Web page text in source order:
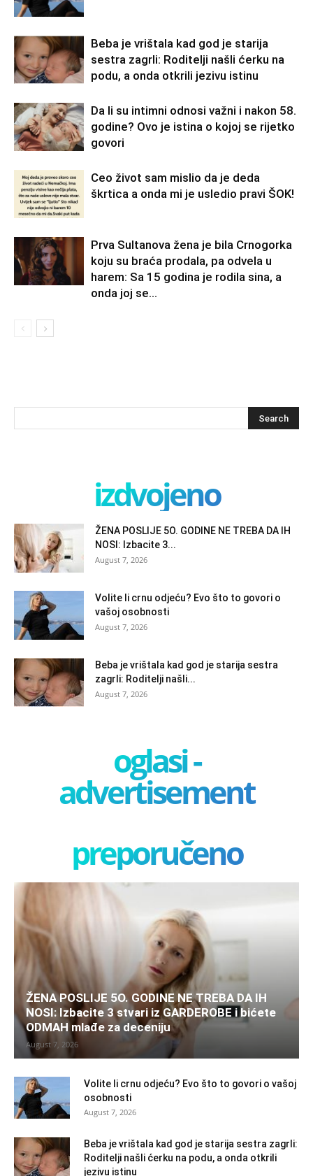
Beba je vrištala kad god je starija
sestra zagrli: Roditelji našli ćerku na
podu, a onda otkrili jezivu istinu
Da li su intimni odnosi važni i nakon 58.
godine? Ovo je istina o kojoj se rijetko
govori
Ceo život sam mislio da je deda
škrtica a onda mi je usledio pravi ŠOK!
Prva Sultanova žena je bila Crnogorka
koju su braća prodala, pa odvela u
harem: Sa 15 godina je rodila sina, a
onda joj se...
izdvojeno
ŽENA POSLIJE 5O. GODINE NE TREBA DA IH
NOSI: Izbacite 3...
August 7, 2026
Volite li crnu odjeću? Evo što to govori o
vašoj osobnosti
August 7, 2026
Beba je vrištala kad god je starija sestra
zagrli: Roditelji našli...
August 7, 2026
oglasi -
advertisement
preporučeno
ŽENA POSLIJE 5O. GODINE NE TREBA DA IH
NOSI: Izbacite 3 stvari iz GARDEROBE i bićete
ODMAH mlađe za deceniju
August 7, 2026
Volite li crnu odjeću? Evo što to govori o vašoj
osobnosti
August 7, 2026
Beba je vrištala kad god je starija sestra zagrli:
Roditelji našli ćerku na podu, a onda otkrili
jezivu istinu